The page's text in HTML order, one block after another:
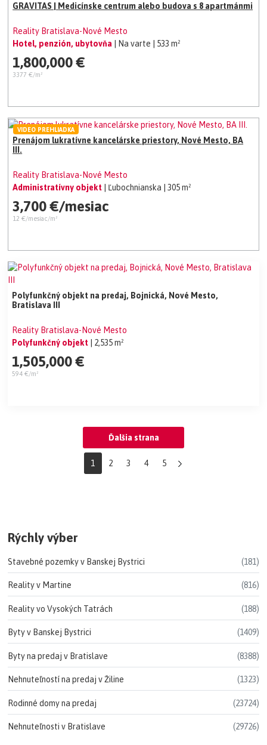
GRAVITAS | Medicínske centrum alebo budova s 8 apartmánmi
Reality Bratislava-Nové Mesto
Hotel, penzión, ubytovňa
| Na varte | 533 m²
1,800,000 €
3377 €/m²
Prenájom lukratívne kancelárske priestory, Nové Mesto, BA
III.
Reality Bratislava-Nové Mesto
Administratívny objekt
| Ľubochnianska | 305 m²
3,700 €/mesiac
12 €/mesiac/m²
VIDEO PREHLIADKA
Polyfunkčný objekt na predaj, Bojnická, Nové Mesto,
Bratislava III
Reality Bratislava-Nové Mesto
Polyfunkčný objekt
| 2,535 m²
1,505,000 €
594 €/m²
Ďalšia strana
1 2 3 4 5
Rýchly výber
Stavebné pozemky v Banskej Bystrici (181)
Reality v Martine (816)
Reality vo Vysokých Tatrách (188)
Byty v Banskej Bystrici (1409)
Byty na predaj v Bratislave (8388)
Nehnuteľností na predaj v Žiline (1323)
Rodinné domy na predaj (23724)
Nehnuteľnosti v Bratislave (29726)